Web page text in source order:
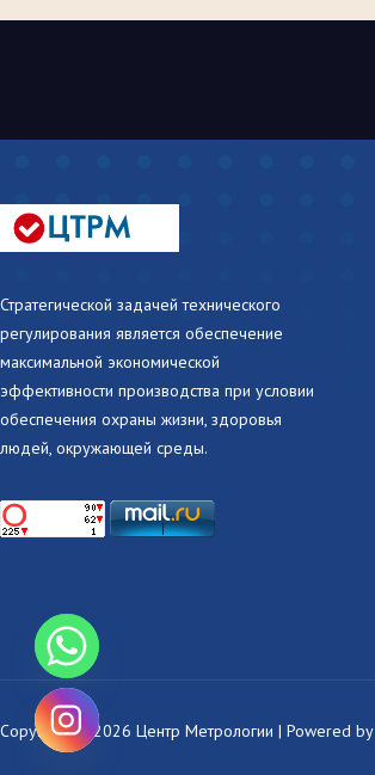
Стратегической задачей технического
регулирования является обеспечение
максимальной экономической
эффективности производства при условии
обеспечения охраны жизни, здоровья
людей, окружающей среды.
Copyright © 2026 Центр Метрологии | Powered by